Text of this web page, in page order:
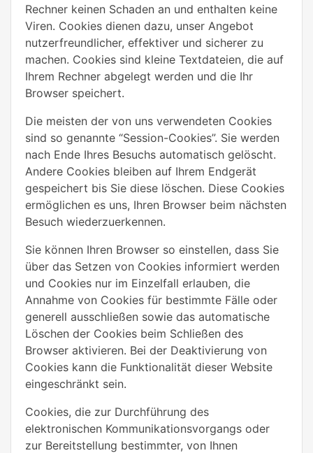
Rechner keinen Schaden an und enthalten keine
Viren. Cookies dienen dazu, unser Angebot
nutzerfreundlicher, effektiver und sicherer zu
machen. Cookies sind kleine Textdateien, die auf
Ihrem Rechner abgelegt werden und die Ihr
Browser speichert.
Die meisten der von uns verwendeten Cookies
sind so genannte “Session-Cookies”. Sie werden
nach Ende Ihres Besuchs automatisch gelöscht.
Andere Cookies bleiben auf Ihrem Endgerät
gespeichert bis Sie diese löschen. Diese Cookies
ermöglichen es uns, Ihren Browser beim nächsten
Besuch wiederzuerkennen.
Sie können Ihren Browser so einstellen, dass Sie
über das Setzen von Cookies informiert werden
und Cookies nur im Einzelfall erlauben, die
Annahme von Cookies für bestimmte Fälle oder
generell ausschließen sowie das automatische
Löschen der Cookies beim Schließen des
Browser aktivieren. Bei der Deaktivierung von
Cookies kann die Funktionalität dieser Website
eingeschränkt sein.
Cookies, die zur Durchführung des
elektronischen Kommunikationsvorgangs oder
zur Bereitstellung bestimmter, von Ihnen